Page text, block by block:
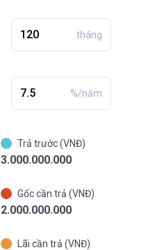
tháng
%/năm
Trả trước (VNĐ)
3.000.000.000
Gốc cần trả (VNĐ)
2.000.000.000
Lãi cần trả (VNĐ)